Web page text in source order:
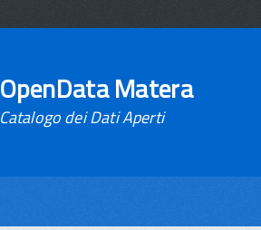
OpenData Matera
Catalogo dei Dati Aperti